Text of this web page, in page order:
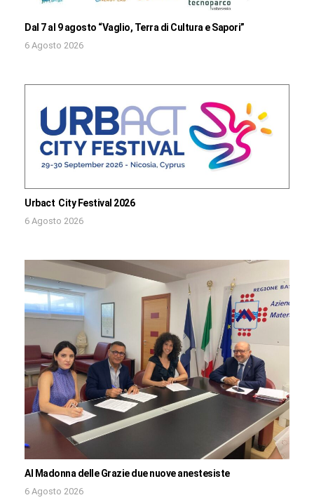
Dal 7 al 9 agosto “Vaglio, Terra di Cultura e Sapori”
6 Agosto 2026
Urbact City Festival 2026
6 Agosto 2026
Al Madonna delle Grazie due nuove anestesiste
6 Agosto 2026